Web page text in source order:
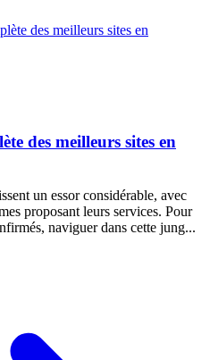
des meilleurs sites en
un essor considérable, avec
proposant leurs services. Pour
naviguer dans cette jung...